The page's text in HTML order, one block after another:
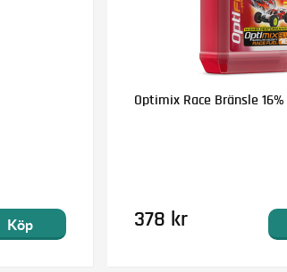
Köp
Optimix Race Bränsle 16%
378 kr